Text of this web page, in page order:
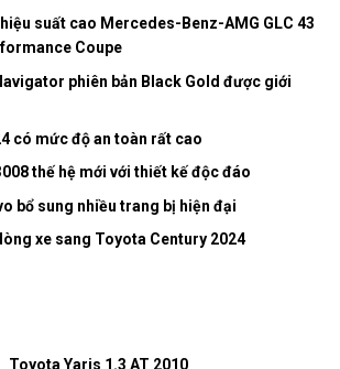
suất cao Mercedes-Benz-AMG GLC 43
Coupe
phiên bản Black Gold được giới
có mức độ an toàn rất cao
thế hệ mới với thiết kế độc đáo
bổ sung nhiều trang bị hiện đại
xe sang Toyota Century 2024
Toyota Yaris 1.3 AT 2010